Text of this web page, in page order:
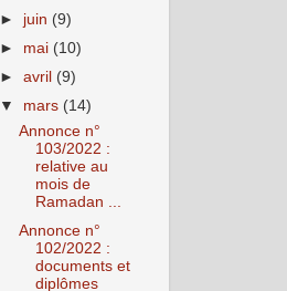
► juin (9)
► mai (10)
►avril (9)
▼ mars (14)
Annonce n°
103/2022 :
relative au
mois de
Ramadan ...
Annonce n°
102/2022 :
documents et
diplômes